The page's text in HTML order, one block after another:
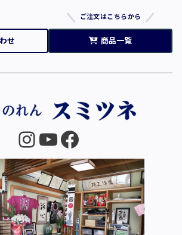
せ
ご注文はこちらから
商品一覧